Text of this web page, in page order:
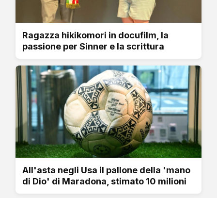
Ragazza hikikomori in docufilm, la
passione per Sinner e la scrittura
All'asta negli Usa il pallone della 'mano
di Dio' di Maradona, stimato 10 milioni